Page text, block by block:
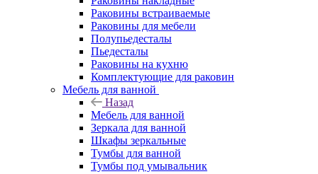
Раковины встраиваемые
Раковины для мебели
Полупьедесталы
Пьедесталы
Раковины на кухню
Комплектующие для раковин
Мебель для ванной
Назад
Мебель для ванной
Зеркала для ванной
Шкафы зеркальные
Тумбы для ванной
Тумбы под умывальник